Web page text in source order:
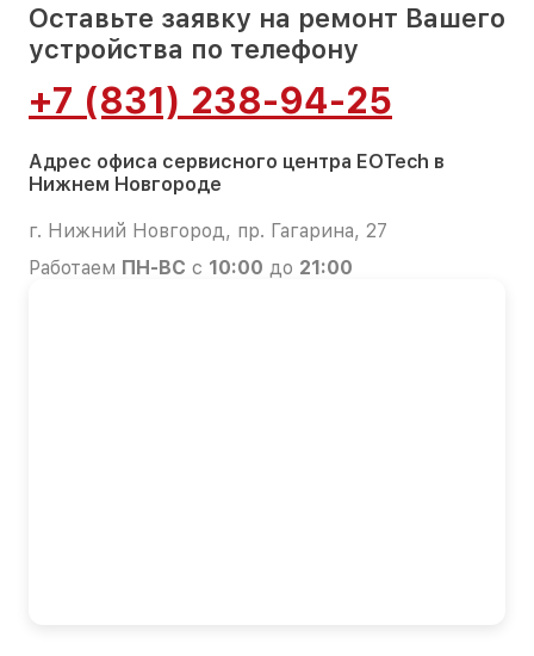
Оставьте заявку на ремонт Вашего
устройства по телефону
+7 (831) 238-94-25
Адрес офиса сервисного центра EOTech в
Нижнем Новгороде
г. Нижний Новгород, пр. Гагарина, 27
Работаем ПН-ВС с 10:00 до 21:00